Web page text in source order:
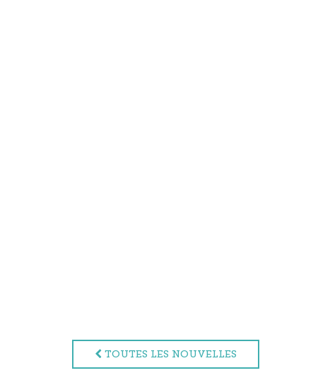
TOUTES LES NOUVELLES